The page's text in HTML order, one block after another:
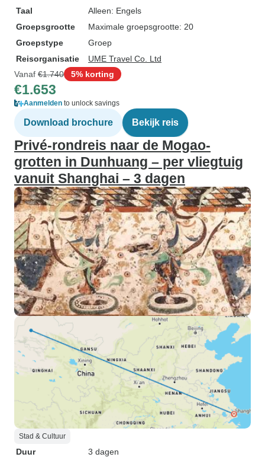
Taal
Alleen: Engels
Groepsgrootte
Maximale groepsgrootte: 20
Groepstype
Groep
Reisorganisatie
UME Travel Co. Ltd
Vanaf €1.740 5% korting
€1.653
Aanmelden to unlock savings
Download brochure Bekijk reis
Privé-rondreis naar de Mogao-
grotten in Dunhuang – per vliegtuig
vanuit Shanghai – 3 dagen
Stad & Cultuur
Duur
3 dagen